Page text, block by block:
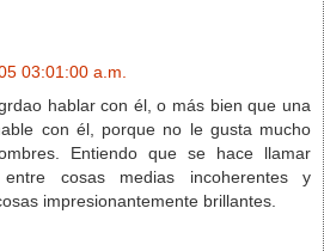
03:01:00 a.m.
hablar con él, o más bien que una
con él, porque no le gusta mucho
Entiendo que se hace llamar
cosas medias incoherentes y
impresionantemente brillantes.